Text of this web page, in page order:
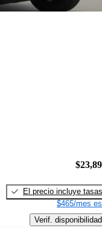
El precio incluye tasas
$465/mes
Verif. disponibilidad